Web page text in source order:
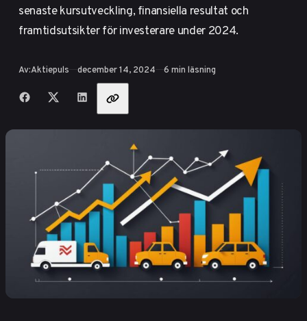
senaste kursutveckling, finansiella resultat och
framtidsutsikter för investerare under 2024.
Av:Aktiepuls Publicerad
december 14, 2024 6 min läsning
Dela med vänner